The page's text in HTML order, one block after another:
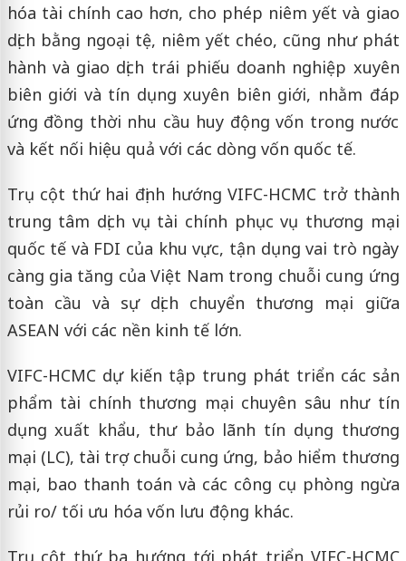
hóa tài chính cao hơn, cho phép niêm yết và giao
dịch bằng ngoại tệ, niêm yết chéo, cũng như phát
hành và giao dịch trái phiếu doanh nghiệp xuyên
biên giới và tín dụng xuyên biên giới, nhằm đáp
ứng đồng thời nhu cầu huy động vốn trong nước
và kết nối hiệu quả với các dòng vốn quốc tế.
Trụ cột thứ hai định hướng VIFC-HCMC trở thành
trung tâm dịch vụ tài chính phục vụ thương mại
quốc tế và FDI của khu vực, tận dụng vai trò ngày
càng gia tăng của Việt Nam trong chuỗi cung ứng
toàn cầu và sự dịch chuyển thương mại giữa
ASEAN với các nền kinh tế lớn.
VIFC-HCMC dự kiến tập trung phát triển các sản
phẩm tài chính thương mại chuyên sâu như tín
dụng xuất khẩu, thư bảo lãnh tín dụng thương
mại (LC), tài trợ chuỗi cung ứng, bảo hiểm thương
mại, bao thanh toán và các công cụ phòng ngừa
rủi ro/ tối ưu hóa vốn lưu động khác.
Trụ cột thứ ba hướng tới phát triển VIFC-HCMC